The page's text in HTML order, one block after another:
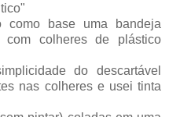
como base uma bandeja
colheres de plástico
do descartável
nas colheres e usei tinta